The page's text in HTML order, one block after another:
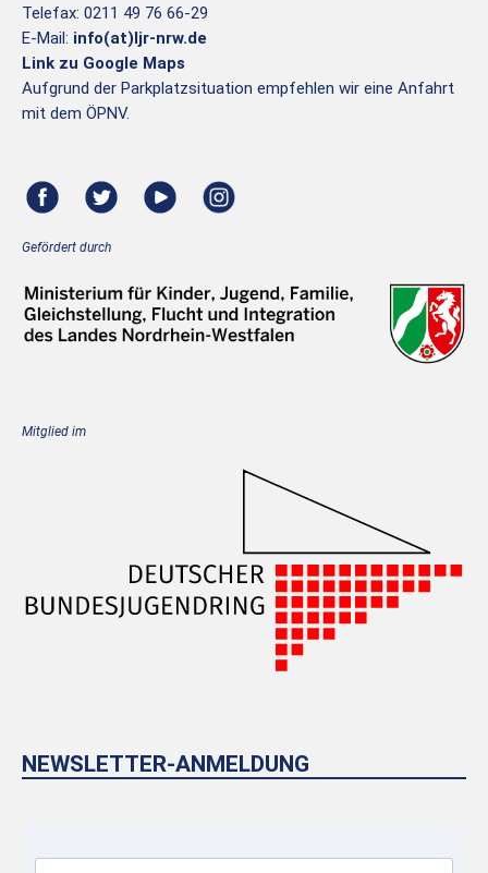
Telefax: 0211 49 76 66-29
E-Mail: info(at)ljr-nrw.de
Link zu Google Maps
Aufgrund der Parkplatzsituation empfehlen wir eine Anfahrt
mit dem ÖPNV.
Gefördert durch
Mitglied im
NEWSLETTER-ANMELDUNG